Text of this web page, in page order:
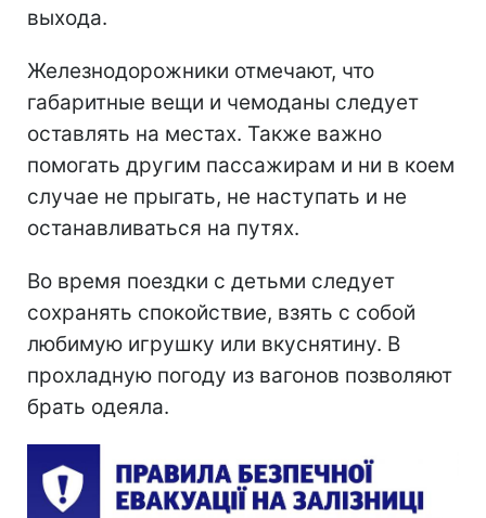
выхода.
Железнодорожники отмечают, что
габаритные вещи и чемоданы следует
оставлять на местах. Также важно
помогать другим пассажирам и ни в коем
случае не прыгать, не наступать и не
останавливаться на путях.
Во время поездки с детьми следует
сохранять спокойствие, взять с собой
любимую игрушку или вкуснятину. В
прохладную погоду из вагонов позволяют
брать одеяла.